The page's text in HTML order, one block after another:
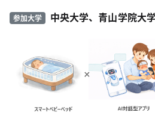
参加大学 中央大学、青山学院大